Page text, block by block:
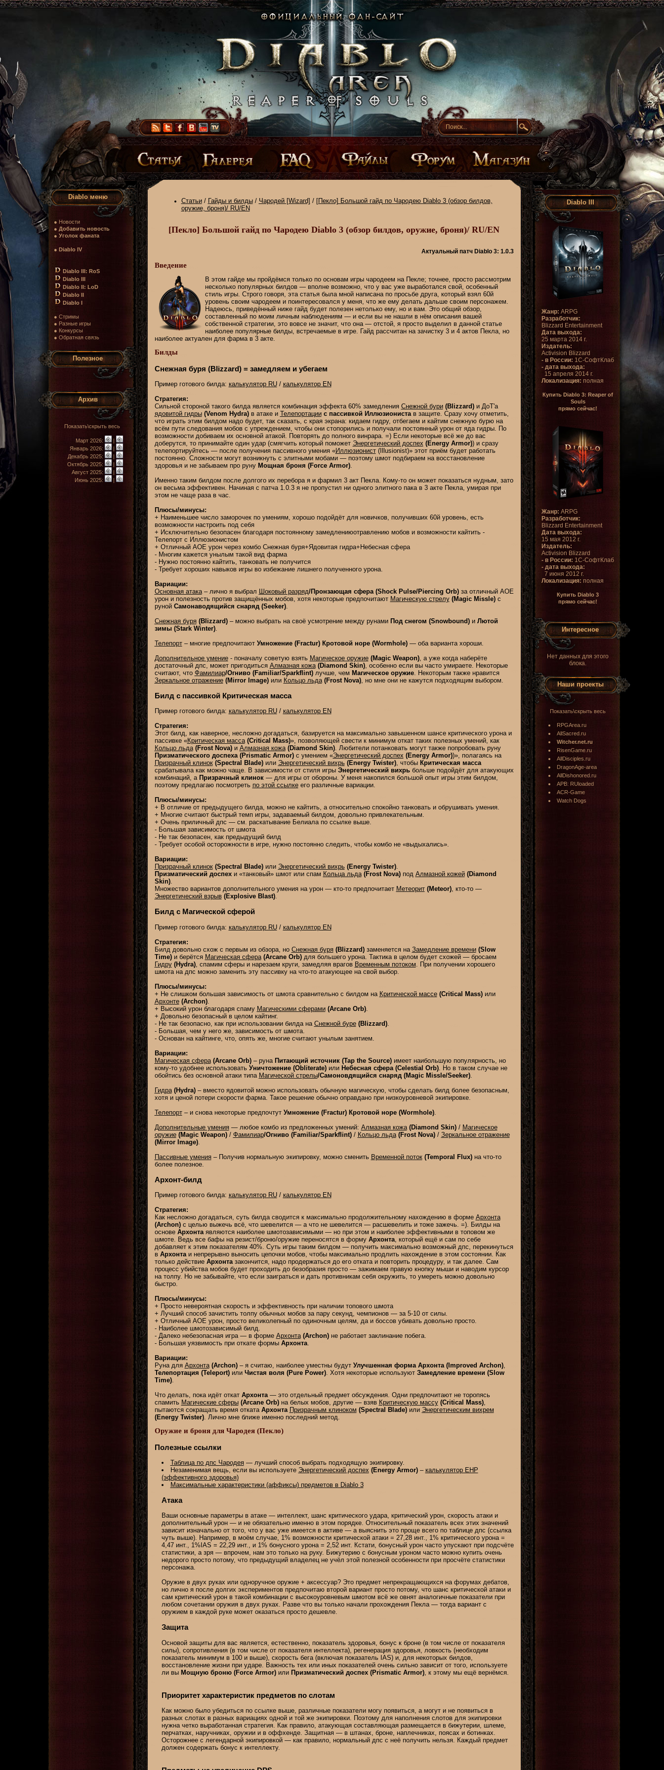
Diablo меню
● Новости
● Добавить новость
● Уголок фаната
● Diablo IV
Diablo III: RoS
Diablo III
Diablo II: LoD
Diablo II
Diablo I
● Стримы
● Разные игры
● Конкурсы
● Обратная связь
Полезное
Архив
Показать\скрыть весь
Март 2026:
|
Январь 2026:
|
Декабрь 2025:
|
Октябрь 2025:
|
Август 2025:
|
Июнь 2025:
|
Статьи/ Гайды и билды/ Чародей [Wizard] / [Пекло] Большой гайд по Чародею Diablo 3 (обзор билдов,
оружие, броня)/ RU/EN
[Пекло] Большой гайд по Чародею Diablo 3 (обзор билдов, оружие, броня)/ RU/EN
Актуальный патч Diablo 3: 1.0.3
Введение
В этом гайде мы пройдёмся только по основам игры чародеем на Пекле; точнее, просто рассмотрим
несколько популярных билдов — вполне возможно, что у вас уже выработался свой, особенный
стиль игры. Строго говоря, эта статья была мной написана по просьбе друга, который взял 60й
уровень своим чародеем и поинтересовался у меня, что же ему делать дальше своим персонажем.
Надеюсь, приведённый ниже гайд будет полезен нетолько ему, но и вам. Это общий обзор,
составленный по моим личным наблюдениям — и если вы не нашли в нём описания вашей
собственной стратегии, это вовсе не значит, что она — отстой, я просто выделил в данной статье
наиболее популярные билды, встречаемые в игре. Гайд рассчитан на зачистку 3 и 4 актов Пекла, но
наиболее актуален для фарма в 3 акте.
Билды
Снежная буря (Blizzard) = замедляем и убегаем
Пример готового билда: калькулятор RU/ калькулятор EN
Стратегия:
Сильной стороной такого билда является комбинация эффекта 60% замедления Снежной бури (Blizzard)и ДоТ'а
ядовитой гидры (Venom Hydra)в атаке и Телепортации с пассивкой Иллюзионистав защите. Сразу хочу отметить,
что играть этим билдом надо будет, так сказать, с края экрана: кидаем гидру, отбегаем и кайтим снежную бурю на
всём пути следования мобов с упреждением, чтобы они стопорились и получали постоянный урон от яда гидры. По
возможности добиваем их основной атакой. Повторять до полного винрара. =) Если некоторые всё же до вас
доберутся, то принимайте один удар (смягчить который поможет Энергетический доспех (Energy Armor)) и сразу
телепортируйтесь — после получения пассивного умения «Иллюзионист(Illusionist)» этот приём будет работать
постоянно. Сложности могут возникнуть с элитными мобами — поэтому шмот подбираем на восстановление
здоровья и не забываем про руну Мощная броня (Force Armor).
Именно таким билдом после долгого их перебора я и фармил 3 акт Пекла. Кому-то он может показаться нудным, зато
он весьма эффективен. Начиная с патча 1.0.3 я не пропустил ни одного элитного пака в 3 акте Пекла, умирая при
этом не чаще раза в час.
Плюсы/минусы:
+ Наименьшее число заморочек по умениям, хорошо подойдёт для новичков, получивших 60й уровень, есть
возможности настроить под себя
+ Исключительно безопасен благодаря постоянному замедлениюотравлению мобов и возможности кайтить -
Телепорт с Иллюзионистом
+ Отличный AOE урон через комбо Снежная буря+Ядовитая гидра+Небесная сфера
- Многим кажется унылым такой вид фарма
- Нужно постоянно кайтить, танковать не получится
- Требует хороших навыков игры во избежание лишнего полученного урона.
Вариации:
Основная атака– лично я выбрал Шоковый разряд/Пронзающая сфера (Shock Pulse/Piercing Orb)за отличный AOE
урон и полезность против защищённых мобов, хотя некоторые предпочитают Магическую стрелу (Magic Missle)с
руной Самонаводящийся снаряд (Seeker).
Снежная буря (Blizzard)– можно выбрать на своё усмотрение между рунами Под снегом (Snowbound)и Лютой
зимы (Stark Winter).
Телепорт– многие предпочитают Умножение (Fractur) Кротовой норе (Wormhole)— оба варианта хороши.
Дополнительное умение- поначалу советую взять Магическое оружие (Magic Weapon), а уже когда наберёте
достаточный дпс, может пригодиться Алмазная кожа (Diamond Skin), особенно если вы часто умираете. Некоторые
считают, что Фамилиар/Огниво (Familiar/Sparkflint)лучше, чем Магическое оружие. Некоторым также нравится
Зеркальное отражение (Mirror Image)или Кольцо льда (Frost Nova), но мне они не кажутся подходящим выбором.
Билд с пассивкой Критическая масса
Пример готового билда: калькулятор RU/ калькулятор EN
Стратегия:
Этот билд, как наверное, несложно догадаться, базируется на максимально завышенном шансе критического урона и
пассивке «Критическая масса (Critical Mass)», позволяющей свести к минимум откат таких полезных умений, как
Кольцо льда (Frost Nova)и Алмазная кожа (Diamond Skin). Любители потанковать могут также попробовать руну
Призматического доспеха (Prismatic Armor)с умением «Энергетический доспех (Energy Armor))», полагаясь на
Призрачный клинок (Spectral Blade)или Энергетический вихрь (Energy Twister), чтобы Критическая масса
срабатывала как можно чаще. В зависимости от стиля игры Энергетический вихрьбольше подойдёт для атакующих
комбинаций, а Призрачный клинок— для игры от обороны. У меня накопился большой опыт игры этим билдом,
поэтому предлагаю посмотреть по этой ссылкеего различные вариации.
Плюсы/минусы:
+ В отличие от предыдущего билда, можно не кайтить, а относительно спокойно танковать и обрушивать умения.
+ Многие считают быстрый темп игры, задаваемый билдом, довольно привлекательным.
+ Очень приличный дпс — см. раскатывание Белиала по ссылке выше.
- Большая зависимость от шмота
- Не так безопасен, как предыдущий билд
- Требует особой осторожности в игре, нужно постоянно следить, чтобы комбо не «выдыхались».
Вариации:
Призрачный клинок (Spectral Blade)или Энергетический вихрь (Energy Twister).
Призматический доспехи «танковый» шмот или спам Кольца льда (Frost Nova)под Алмазной кожей (Diamond
Skin).
Множество вариантов дополнительного умения на урон — кто-то предпочитает Метеорит (Meteor), кто-то —
Энергетический взрыв (Explosive Blast).
Билд с Магической сферой
Пример готового билда: калькулятор RU/ калькулятор EN
Стратегия:
Билд довольно схож с первым из обзора, но Снежная буря (Blizzard)заменяется на Замедление времени (Slow
Time)и берётся Магическая сфера (Arcane Orb)для большего урона. Тактика в целом будет схожей — бросаем
Гидру (Hydra), спамим сферы и нарезаем круги, замедляя врагов Временным потоком . При получении хорошего
шмота на дпс можно заменить эту пассивку на что-то атакующее на свой выбор.
Плюсы/минусы:
+ Не слишком большая зависимость от шмота сравнительно с билдом на Критической массе (Critical Mass)или
Архонте (Archon).
+ Высокий урон благодаря спаму Магическими сферами (Arcane Orb).
+ Довольно безопасный в целом кайтинг.
- Не так безопасно, как при использовании билда на Снежной буре (Blizzard).
- Большая, чем у него же, зависимость от шмота.
- Основан на кайтинге, что, опять же, многие считают унылым занятием.
Вариации:
Магическая сфера (Arcane Orb)– руна Питающий источник (Tap the Source)имеет наибольшую популярность, но
кому-то удобнее использовать Уничтожение (Obliterate)или Небесная сфера (Celestial Orb). Но в таком случае не
обойтись без основной атаки типа Магической стрелы/Самоновдящийся снаряд (Magic Missle/Seeker).
Гидра (Hydra)– вместо ядовитой можно использовать обычную магическую, чтобы сделать билд более безопасным,
хотя и ценой потери скорости фарма. Такое решение обычно оправдано при низкоуровневой экипировке.
Телепорт– и снова некоторые предпочтут Умножение (Fractur) Кротовой норе (Wormhole).
Дополнительные умения— любое комбо из предложенных умений: Алмазная кожа (Diamond Skin)/ Магическое
оружие (Magic Weapon)/ Фамилиар/Огниво (Familiar/Sparkflint)/ Кольцо льда (Frost Nova)/ Зеркальное отражение
(Mirror Image).
Пассивные умения– Получив нормальную экипировку, можно сменить Временной поток (Temporal Flux)на что-то
более полезное.
Архонт-билд
Пример готового билда: калькулятор RU/ калькулятор EN
Стратегия:
Как несложно догадаться, суть билда сводится к максимально продолжительному нахождению в форме Архонта
(Archon)с целью выжечь всё, что шевелится — а что не шевелится — расшевелить и тоже зажечь. =). Билды на
основе Архонтаявляются наиболее шмотозависимыми — но при этом и наиболее эффективными в топовом же
шмоте. Ведь все бафы на резист/броню/оружие переносятся в форму Архонта, который ещё и сам по себе
добавляет к этим показателям 40%. Суть игры таким билдом — получить максимально возможный дпс, перекинуться
в Архонтаи непрерывно выносить цепочки мобов, чтобы максимально продлить нахождение в этом состоянии. Как
только действие Архонтазакончится, надо продержаться до его отката и повторить процедуру, и так далее. Сам
процесс убийства мобов будет проходить до безобразия просто — зажимаем правую кнопку мыши и наводим курсор
на толпу. Но не забывайте, что если заиграться и дать противникам себя окружить, то умереть можно довольно
быстро.
Плюсы/минусы:
+ Просто невероятная скорость и эффективность при наличии топового шмота
+ Лучший способ зачистить толпу обычных мобов за пару секунд, чемпионов — за 5-10 от силы.
+ Отличный AOE урон, просто великолепный по одиночным целям, да и боссов убивать довольно просто.
- Наиболее шмотозависимый билд.
- Далеко небезопасная игра — в форме Архонта (Archon)не работает заклинание побега.
- Большая уязвимость при откате формы Архонта.
Вариации:
Руна для Архонта (Archon)– я считаю, наиболее уместны будут Улучшенная форма Архонта (Improved Archon),
Телепортация (Teleport)или Чистая воля (Pure Power). Хотя некоторые используют Замедление времени (Slow
Time).
Что делать, пока идёт откат Архонта— это отдельный предмет обсуждения. Одни предпочитают не торопясь
спамить Магические сферы (Arcane Orb)на белых мобов, другие — взяв Критическую массу (Critical Mass),
пытаются сокращать время отката Архонта Призрачным клиноком (Spectral Blade)или Энергетическим вихрем
(Energy Twister). Лично мне ближе именно последний метод.
Оружие и броня для Чародея (Пекло)
Полезные ссылки
Таблица по дпс Чародея— лучший способ выбрать подходящую экипировку.
Незаменимая вещь, если вы используете Энергетический доспех (Energy Armor)– калькулятор EHP
(эффективного здоровья)
Максимальные характеристики (аффиксы) предметов в Diablo 3
Атака
Ваши основные параметры в атаке — интеллект, шанс критического удара, критический урон, скорость атаки и
дополнительный урон — и не обязательно именно в этом порядке. Относительный показатель всех этих значений
зависит изначально от того, что у вас уже имеется в активе — а выяснить это проще всего по таблице дпс (ссылка
чуть выше). Например, в моём случае, 1% возможности критической атаки = 27,28 инт., 1% критического урона =
4,47 инт., 1%IAS = 22,29 инт., и 1% бонусного урона = 2,52 инт. Кстати, бонусный урон часто упускают при подсчёте
статистики, а зря — впрочем, нам это только на руку. Бижутерию с бонусным уроном часто можно купить очень
недорого просто потому, что предыдущий владелец не учёл этой полезной особенности при просчёте статистики
персонажа.
Оружие в двух руках или одноручное оружие + аксессуар? Это предмет непрекращающихся на форумах дебатов,
но лично я после долгих экспериментов предпочитаю второй вариант просто потому, что шанс критической атаки и
сам критический урон в такой комбинации с высокоуровневым шмотом всё же овнят аналогичные показатели при
любом сочетании оружия в двух руках. Разве что вы только начали прохождения Пекла — тогда вариант с
оружием в каждой руке может оказаться просто дешевле.
Защита
Основой защиты для вас является, естественно, показатель здоровья, бонус к броне (в том числе от показателя
силы), сопротивления (в том числе от показателя интеллекта), регенерация здоровья, ловкость (необходим
показатель минимум в 100 и выше), скорость бега (включая показатель IAS) и, для некоторых билдов,
восстановление жизни при ударе. Важность тех или иных показателей очень сильно зависит от того, используете
ли вы Мощную броню (Force Armor)или Призматический доспех (Prismatic Armor), к этому мы ещё вернёмся.
Приоритет характеристик предметов по слотам
Как можно было убедиться по ссылке выше, различные показатели могу появиться, а могут и не появиться в
разных слотах в разных вариациях одной и той же экипировки. Поэтому для наполнения слотов для экипировки
нужна четко выработанная стратегия. Как правило, атакующая составляющая размещается в бижутерии, шлеме,
перчатках, наручниках, оружии и в оффхенде. Защитная — в штанах, броне, наплечниках, поясах и ботинках.
Осторожнее с легендарной экипировкой — как правило, нормальный дпс с неё получить нельзя. Каждый предмет
должен содержать бонус к интеллекту.
Diablo III
Жанр: ARPG
Разработчик:
Blizzard Entertainment
Дата выхода:
25 марта 2014 г.
Издатель:
Activision Blizzard
- в России: 1С-СофтКлаб
- дата выхода:
15 апреля 2014 г.
Локализация: полная
Купить Diablo 3: Reaper of
Souls
прямо сейчас!
Жанр: ARPG
Разработчик:
Blizzard Entertainment
Дата выхода:
15 мая 2012 г.
Издатель:
Activision Blizzard
- в России: 1С-СофтКлаб
- дата выхода:
7 июня 2012 г.
Локализация: полная
Купить Diablo 3
прямо сейчас!
Интересное
Нет данных для этого
блока.
Наши проекты
Показать\скрыть весь
RPGArea.ru
AllSacred.ru
Witcher.net.ru
RisenGame.ru
AllDisciples.ru
DragonAge-area
AllDishonored.ru
APB: RUloaded
ACR-Game
Watch Dogs